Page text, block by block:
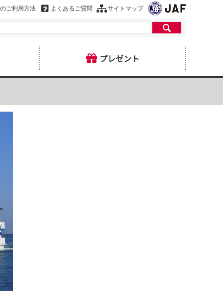
ご利用方法 よくあるご質問 サイトマップ
プレゼント